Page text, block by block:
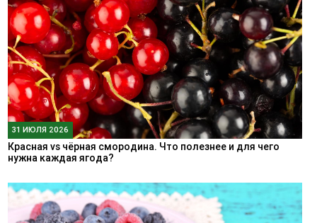
31 ИЮЛЯ 2026
Красная vs чёрная смородина. Что полезнее и для чего
нужна каждая ягода?